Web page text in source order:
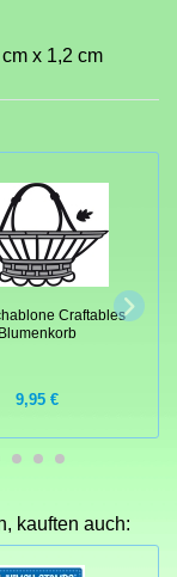
x 1,2 cm
Craftables
Blumenkorb
9,95 €
kauften auch: